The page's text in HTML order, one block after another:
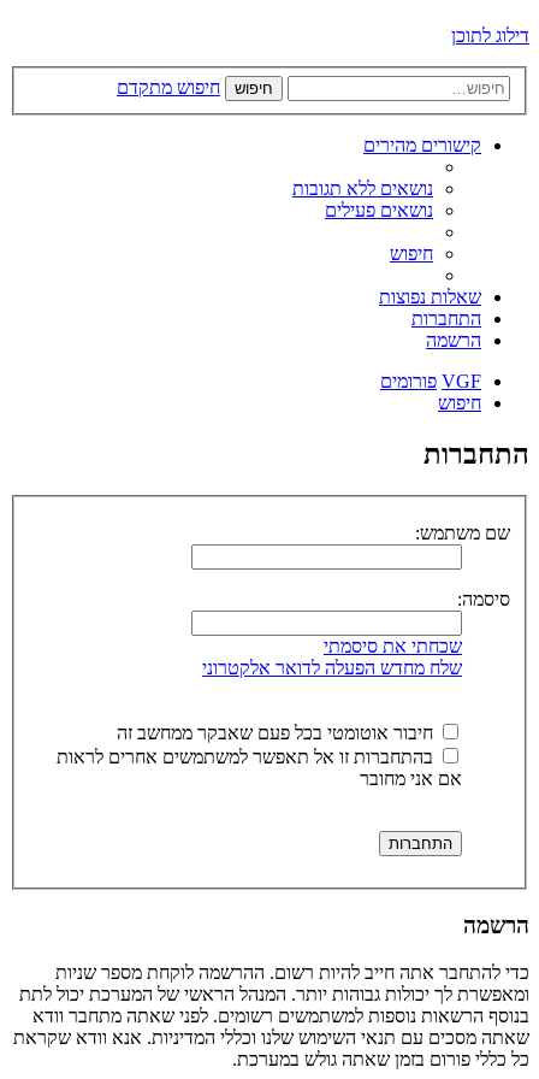
דילוג לתוכן
חיפוש חיפוש מתקדם
קישורים מהירים
נושאים ללא תגובות
נושאים פעילים
חיפוש
שאלות נפוצות
התחברות
הרשמה
VGF פורומים
חיפוש
התחברות
שם משתמש:
סיסמה:
שכחתי את סיסמתי
שלח מחדש הפעלה לדואר אלקטרוני
חיבור אוטומטי בכל פעם שאבקר ממחשב זה
בהתחברות זו אל תאפשר למשתמשים אחרים לראות
אם אני מחובר
הרשמה
כדי להתחבר אתה חייב להיות רשום. ההרשמה לוקחת מספר שניות
ומאפשרת לך יכולות גבוהות יותר. המנהל הראשי של המערכת יכול לתת
בנוסף הרשאות נוספות למשתמשים רשומים. לפני שאתה מתחבר וודא
שאתה מסכים עם תנאי השימוש שלנו וכללי המדיניות. אנא וודא שקראת
כל כללי פורום בזמן שאתה גולש במערכת.